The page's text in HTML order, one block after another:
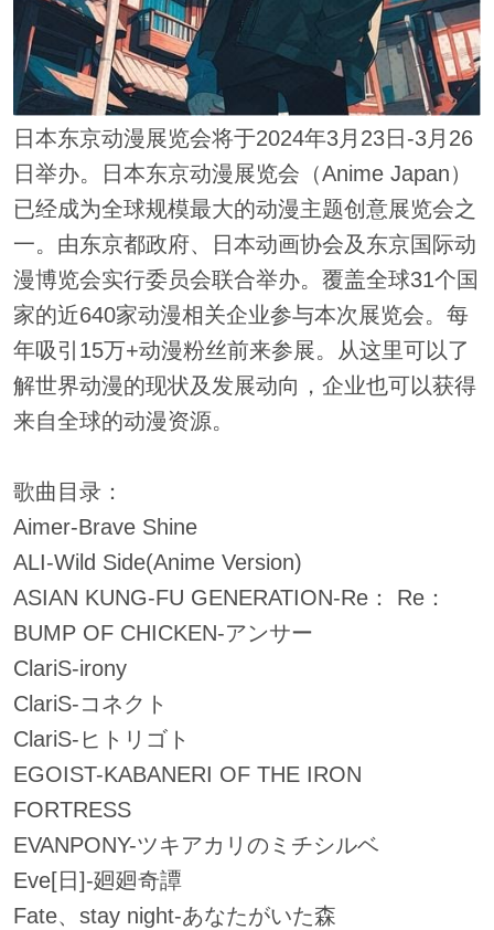
日本东京动漫展览会将于2024年3月23日-3月26
日举办。日本东京动漫展览会（Anime Japan）
已经成为全球规模最大的动漫主题创意展览会之
一。由东京都政府、日本动画协会及东京国际动
漫博览会实行委员会联合举办。覆盖全球31个国
家的近640家动漫相关企业参与本次展览会。每
年吸引15万+动漫粉丝前来参展。从这里可以了
解世界动漫的现状及发展动向，企业也可以获得
来自全球的动漫资源。
歌曲目录：
Aimer-Brave Shine
ALI-Wild Side(Anime Version)
ASIAN KUNG-FU GENERATION-Re： Re：
BUMP OF CHICKEN-アンサー
ClariS-irony
ClariS-コネクト
ClariS-ヒトリゴト
EGOIST-KABANERI OF THE IRON
FORTRESS
EVANPONY-ツキアカリのミチシルベ
Eve[日]-廻廻奇譚
Fate、stay night-あなたがいた森